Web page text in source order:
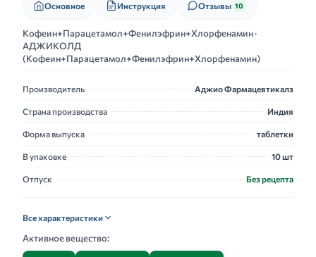
Основное Инструкция Отзывы 10
Кофеин+Парацетамол+Фенилэфрин+Хлорфенамин ·
АДЖИКОЛД
(Кофеин+Парацетамол+Фенилэфрин+Хлорфенамин)
Производитель Аджио Фармацевтикалз
Страна производства Индия
Форма выпуска таблетки
В упаковке 10 шт
Отпуск Без рецепта
Все характеристики
Активное вещество: